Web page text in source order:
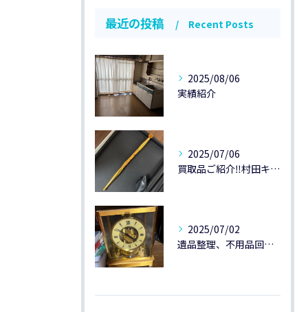
最近の投稿 Recent Posts
2025/08/06
実績紹介
2025/07/06
買取品ご紹介‼️村田キセルK20です😃
2025/07/02
遺品整理、不用品回収のご紹介です。